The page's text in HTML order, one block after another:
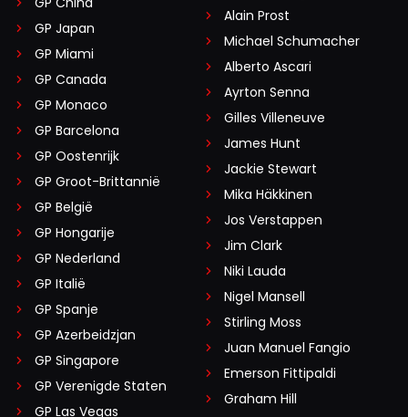
GP Japan
GP Miami
GP Canada
GP Monaco
GP Barcelona
GP Oostenrijk
GP Groot-Brittannië
GP België
GP Hongarije
GP Nederland
GP Italië
GP Spanje
GP Azerbeidzjan
GP Singapore
GP Verenigde Staten
GP Las Vegas
Alain Prost
Michael Schumacher
Alberto Ascari
Ayrton Senna
Gilles Villeneuve
James Hunt
Jackie Stewart
Mika Häkkinen
Jos Verstappen
Jim Clark
Niki Lauda
Nigel Mansell
Stirling Moss
Juan Manuel Fangio
Emerson Fittipaldi
Graham Hill